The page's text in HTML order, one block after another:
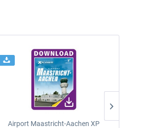
Airport Maastricht-Aachen XP